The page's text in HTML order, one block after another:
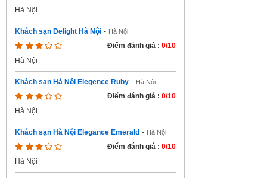
Hà Nội
Khách sạn Delight Hà Nội - Hà Nội
Điểm đánh giá : 0/10
Hà Nội
Khách sạn Hà Nội Elegence Ruby - Hà Nội
Điểm đánh giá : 0/10
Hà Nội
Khách sạn Hà Nội Elegance Emerald - Hà Nội
Điểm đánh giá : 0/10
Hà Nội